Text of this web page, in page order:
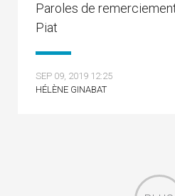
Paroles de
Piat
SEP 09, 2019 12:25
HÉLÈNE GINABAT